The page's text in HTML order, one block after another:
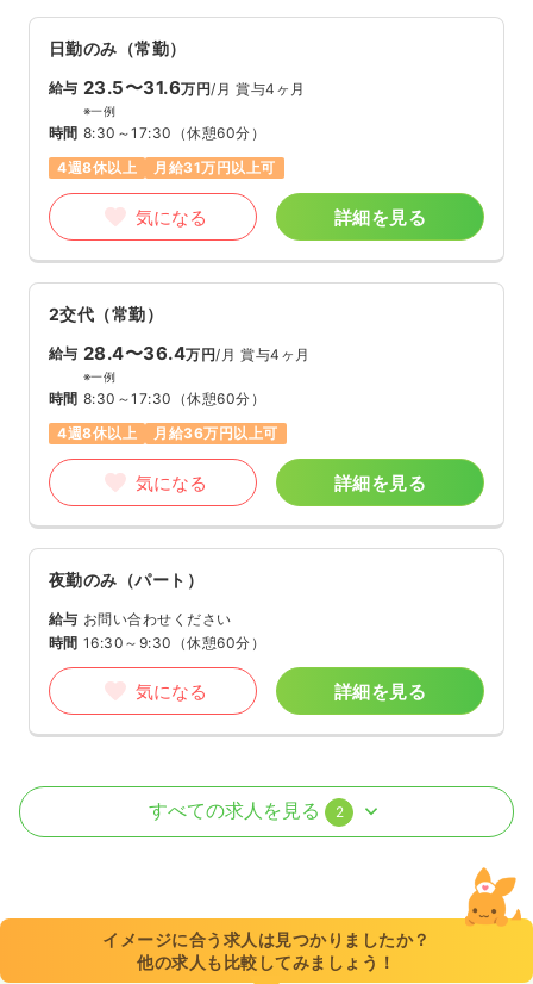
日勤のみ（常勤）
給与 23.5〜31.6万円/月 賞与4ヶ月
※一例
時間 8:30～17:30 （休憩60分）
4週8休以上
月給31万円以上可
気になる 詳細を見る
2交代（常勤）
給与 28.4〜36.4万円/月 賞与4ヶ月
※一例
時間 8:30～17:30 （休憩60分）
4週8休以上
月給36万円以上可
気になる 詳細を見る
夜勤のみ（パート）
給与 お問い合わせください
時間 16:30～9:30 （休憩60分）
気になる 詳細を見る
外来 正・准看護師
8:30～17:30（休憩60分）
すべての求人を見る 2
イメージに合う求人は見つかりましたか？
他の求人も比較してみましょう！